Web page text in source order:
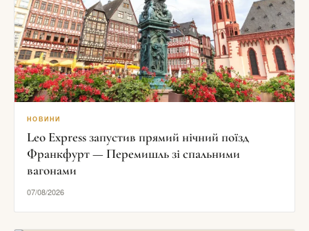
НОВИНИ
Leo Express запустив прямий нічний поїзд
Франкфурт — Перемишль зі спальними
вагонами
07/08/2026